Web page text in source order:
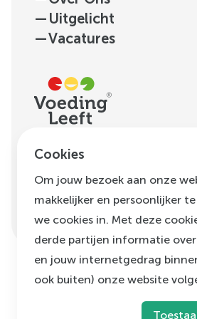
— Uitgelicht
—Vacatures
H.J.E. Wenckebachweg
1096 AM Amsterdam
info@voedingleeft.nl
Voeding Leeft,2026
Cookie beleid
Cookies
Om jouw bezoek aan onze
makkelijker en persoonlijker
we cookies in. Met deze
derde partijen informatie
en jouw internetgedrag
ook buiten) onze website